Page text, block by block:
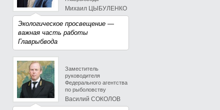
Михаил ЦЫБУЛЕНКО
Экологическое просвещение —
важная часть работы
Главрыбвода
Заместитель
руководителя
Федерального агентства
по рыболовству
Василий СОКОЛОВ